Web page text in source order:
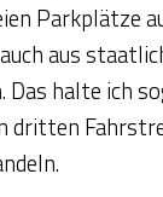
Parkplätze
aus
Das halte ich
dritten